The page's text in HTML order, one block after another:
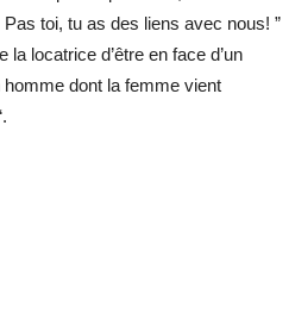
toi, tu as des liens avec nous! ”
locatrice d’être en face d’un
dont la femme vient